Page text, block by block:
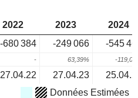
2022 2023
2024
-680 384 -249 066 -545
- 63,39% -
27.04.22 27.04.23
Données Estimées